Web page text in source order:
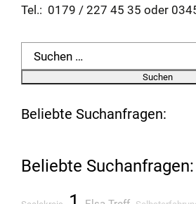
Tel.: 0179 / 227 45 35 oder
Suchen
nach:
Beliebte Suchanfragen:
Beliebte Suchanfragen: